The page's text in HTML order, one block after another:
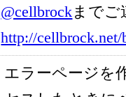
@cellbrockまでご
http://
エラーページを